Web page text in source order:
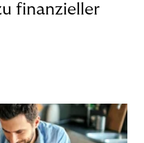
finanzieller